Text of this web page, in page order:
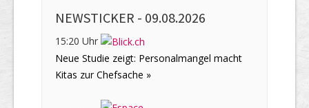
NEWSTICKER - 09.08.2026
15:20 Uhr
Neue Studie zeigt: Personalmangel macht
Kitas zur Chefsache »